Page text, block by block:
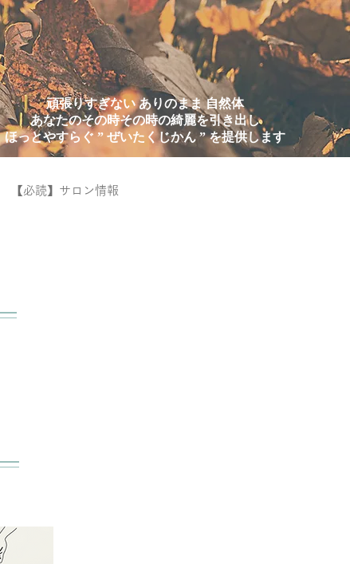
頑張りすぎない ありのまま 自然体
あなたのその時その時の綺麗を引き出し
ほっとやすらぐ ” ぜいたくじかん ” を提供します
【必読】サロン情報